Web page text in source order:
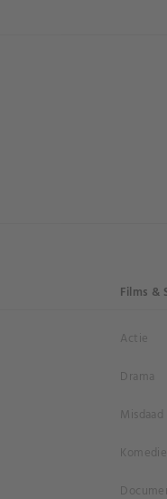
Films &
Actie
Drama
Misdaad
Komedie